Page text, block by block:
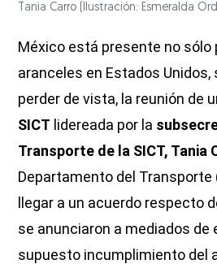
Tania Carro (Ilustración: Esmeralda
México está presente no sólo
aranceles en Estados Unidos,
perder de vista, la reunión de
SICT lidereada por la
Transporte de la SICT, Tania
Departamento del Transporte
llegar a un acuerdo respecto
se anunciaron a mediados de
supuesto incumplimiento del